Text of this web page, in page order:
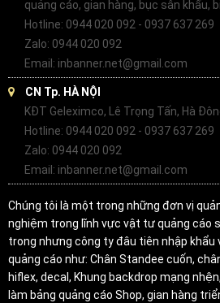
quảng cáo, gian hàng, bục sân khấu,
Hotline: 0944 020 092 - 0937 637 269
Zalo: 0944 020 092
Email: inbanner.net@gmail.com
CN Tp. HÀ NỘI
KĐT Geleximco, Lê Trọng Tấn, Hà
Hotline: 0944 020 092 - 0937 637 269
Zalo: 0944 020 092
Email: inbanner.net@gmail.com
Chúng tôi là một trong những đơn vị
nghiệm trong lĩnh vực vật tư quảng cáo
trong nhưng công ty đâu tiên nhập khẩu
quảng cáo như: Chân Standee cuốn,
hiflex, decal, Khung backdrop mạng
làm bảng quảng cáo Shop, gian hàng